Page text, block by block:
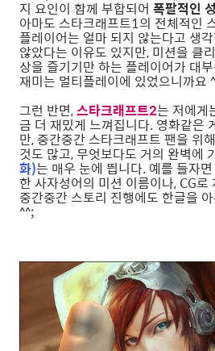
지 요인이 함께 부합되어 폭팔적인
아마도 스타크래프트1의 전체적인
플레이어는 얼마 되지 않는다고 생
않았다는 이유도 있지만, 미션을 클
상을 즐기기만 하는 플레이어가 대
재미는 멀티플레이에 있었으니까요
그런 반면,스타크래프트2는 저에게
금 더 재밌게 느껴집니다. 영화같은
만, 중간중간 스타크래프트 팬을 위
것도 많고, 무엇보다도 거의 완벽에
화)는 매우 눈에 띕니다. 예를 들자면
한 사자성어의 미션 이름이나, CG로
중간중간 스토리 진행에도 한글을
^^;